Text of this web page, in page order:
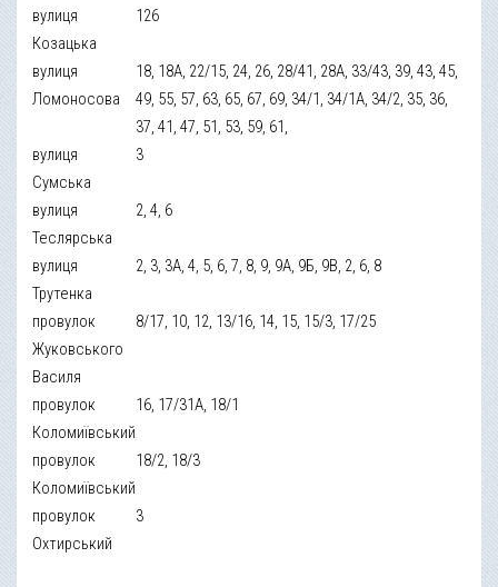
вулиця
Козацька
126
вулиця
Ломоносова
18, 18А, 22/15, 24, 26, 28/41, 28А, 33/43, 39, 43, 45,
49, 55, 57, 63, 65, 67, 69, 34/1, 34/1А, 34/2, 35, 36,
37, 41, 47, 51, 53, 59, 61,
вулиця
Сумська
3
вулиця
Теслярська
2, 4, 6
вулиця
Трутенка
2, 3, 3А, 4, 5, 6, 7, 8, 9, 9А, 9Б, 9В, 2, 6, 8
провулок
Жуковського
Василя
8/17, 10, 12, 13/16, 14, 15, 15/3, 17/25
провулок
Коломиївський
16, 17/31А, 18/1
провулок
Коломиївський
18/2, 18/3
провулок
Охтирський
3